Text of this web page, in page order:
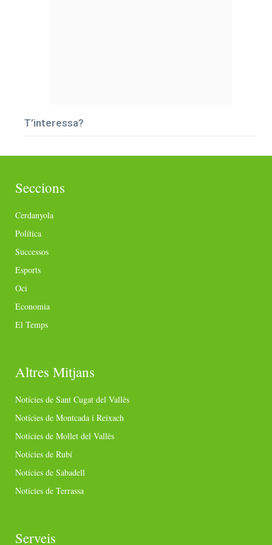
T’interessa?
Seccions
Cerdanyola
Política
Successos
Esports
Oci
Economia
El Temps
Altres Mitjans
Notícies de Sant Cugat del Vallès
Notícies de Montcada i Reixach
Notícies de Mollet del Vallès
Notícies de Rubí
Notícies de Sabadell
Notícies de Terrassa
Serveis